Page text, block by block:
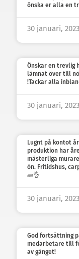
önska er alla en
30 januari, 2023
Önskar en trevlig
lämnat över till
!Tackar alla
30 januari, 2023
Lugnt på kontot
produktion har
mästerliga
ön. Fritidshus,
🧱👌
30 januari, 2023
God fortsättning
medarbetare till
av gänget!